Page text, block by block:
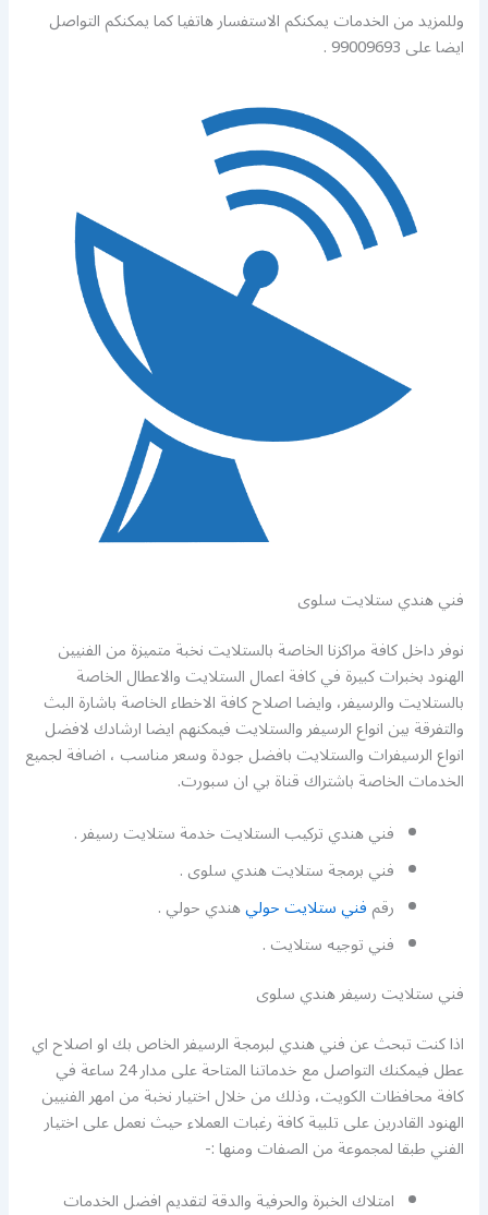
وللمزيد من الخدمات يمكنكم الاستفسار هاتفيا كما يمكنكم التواصل
ايضا على 99009693 .
فني هندي ستلايت سلوى
نوفر داخل كافة مراكزنا الخاصة بالستلايت نخبة متميزة من الفنيين
الهنود بخبرات كبيرة في كافة اعمال الستلايت والاعطال الخاصة
بالستلايت والرسيفر، وايضا اصلاح كافة الاخطاء الخاصة باشارة البث
والتفرقة بين انواع الرسيفر والستلايت فيمكنهم ايضا ارشادك لافضل
انواع الرسيفرات والستلايت بافضل جودة وسعر مناسب ، اضافة لجميع
الخدمات الخاصة باشتراك قناة بي ان سبورت.
فني هندي تركيب الستلايت خدمة ستلايت رسيفر .
فني برمجة ستلايت هندي سلوى .
رقمفني ستلايت حوليهندي حولي .
فني توجيه ستلايت .
فني ستلايت رسيفر هندي سلوى
اذا كنت تبحث عن فني هندي لبرمجة الرسيفر الخاص بك او اصلاح اي
عطل فيمكنك التواصل مع خدماتنا المتاحة على مدار 24 ساعة في
كافة محافظات الكويت، وذلك من خلال اختيار نخبة من امهر الفنيين
الهنود القادرين على تلبية كافة رغبات العملاء حيث نعمل على اختيار
الفني طبقا لمجموعة من الصفات ومنها :-
امتلاك الخبرة والحرفية والدقة لتقديم افضل الخدمات